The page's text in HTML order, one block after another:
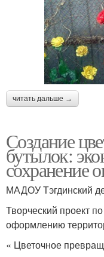
читать дальше →
Создание
бутылок:
сохранение
МАДОУ Тэгдинский
Творческий проект
оформлению
« Цветочное